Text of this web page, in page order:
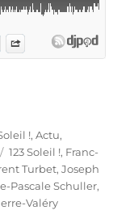
!,Actu,
Étiquettes
123 Soleil !, Franc-
Turbet,Joseph
Pascale Schuller,
Valéry